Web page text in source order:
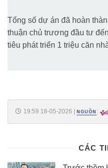
Tổng số dự án đã hoàn
thuận chủ trương đầu tư
tiêu phát triển 1 triệu căn
19:59 18-05-2026 | NGUỒN :
CÁC